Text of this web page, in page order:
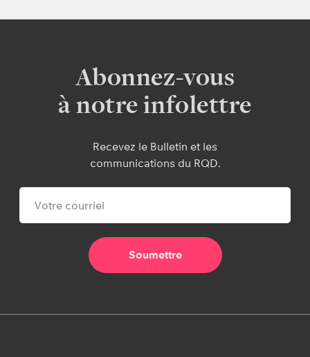
Abonnez-vous
à notre infolettre
Recevez le Bulletin et les
communications du RQD.